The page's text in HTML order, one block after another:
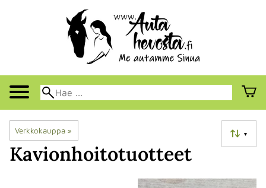
Verkkokauppa ‪» ▼
Kavionhoitotuotteet